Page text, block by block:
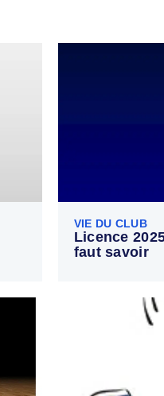
VIE DU CLUB
Licence
faut savoir